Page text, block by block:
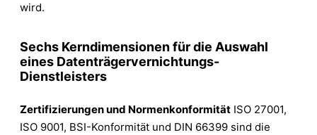
wird.
Sechs Kerndimensionen für die Auswahl
eines Datenträgervernichtungs-
Dienstleisters
Zertifizierungen und Normenkonformität ISO 27001,
ISO 9001, BSI-Konformität und DIN 66399 sind die